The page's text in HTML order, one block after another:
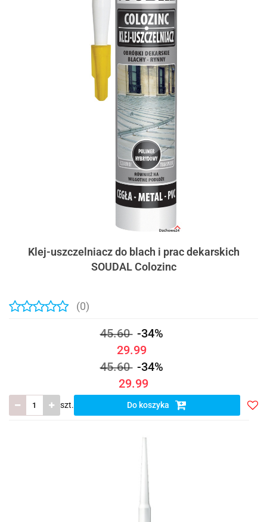
Klej-uszczelniacz do blach i prac dekarskich
SOUDAL Colozinc
(0)
45.60 -34%
29.99
45.60 -34%
29.99
szt. Do koszyka